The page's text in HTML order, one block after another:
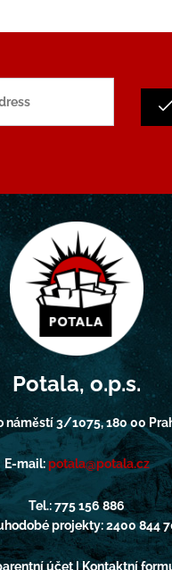
Potala, o.p.s.
náměstí 3/1075, 180 00
E-mail:potala@potala.cz
Tel.: 775 156 886
projekty: 2400 844
účet | Kontaktní